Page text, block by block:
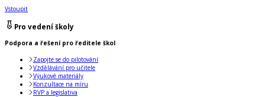
Vstoupit
Pro vedení školy
Podpora a řešení pro ředitele škol
Zapojte se do pilotování
Vzdělávání pro učitele
Výukové materiály
Konzultace na míru
RVP a legislativa